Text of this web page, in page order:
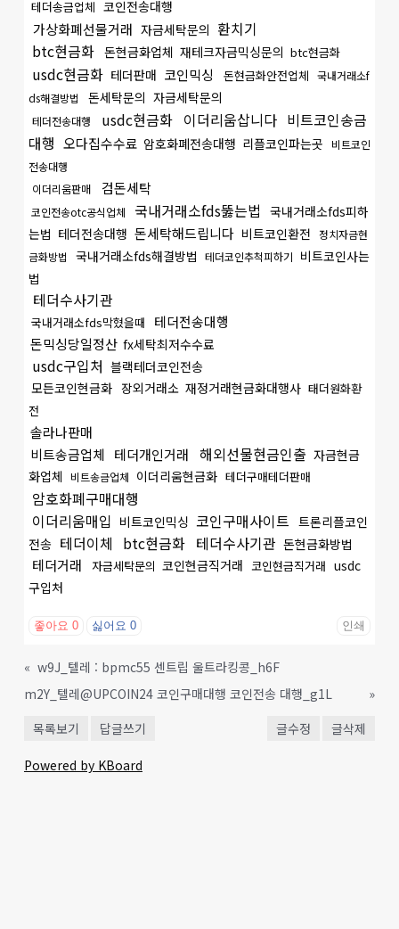
테더송금업체 코인전송대행
가상화폐선물거래 자금세탁문의 환치기
btc현금화 돈현금화업체 재테크자금믹싱문의 btc현금화
usdc현금화 테더판매 코인믹싱 돈현금화안전업체 국내거래소f
ds해결방법
돈세탁문의 자금세탁문의
테더전송대행 usdc현금화 이더리움삽니다 비트코인송금
대행 오다집수수료 암호화폐전송대행 리플코인파는곳
비트코인
전송대행
이더리움판매
검돈세탁
코인전송otc공식업체 국내거래소fds뚫는법 국내거래소fds피하
는법 테더전송대행 돈세탁해드립니다 비트코인환전 정치자금현
금화방법
국내거래소fds해결방법 테더코인추척피하기 비트코인사는
법
테더수사기관
국내거래소fds막혔을때
테더전송대행
돈믹싱당일정산 fx세탁최저수수료
usdc구입처 블랙테더코인전송
모든코인현금화 장외거래소 재정거래현금화대행사 태더원화환
전
솔라나판매
비트송금업체 테더개인거래 해외선물현금인출 자금현금
화업체 비트송금업체 이더리움현금화 테더구매테더판매
암호화폐구매대행
이더리움매입 비트코인믹싱 코인구매사이트 트론리플코인
전송 테더이체 btc현금화 테더수사기관 돈현금화방법
테더거래 자금세탁문의 코인현금직거래 코인현금직거래 usdc
구입처
좋아요 0 싫어요 0 인쇄
« w9J_텔레 : bpmc55 센트립 울트라킹콩_h6F
m2Y_텔레@UPCOIN24 코인구매대행 코인전송 대행_g1L
»
목록보기
답글쓰기 글수정 글삭제
Powered by KBoard